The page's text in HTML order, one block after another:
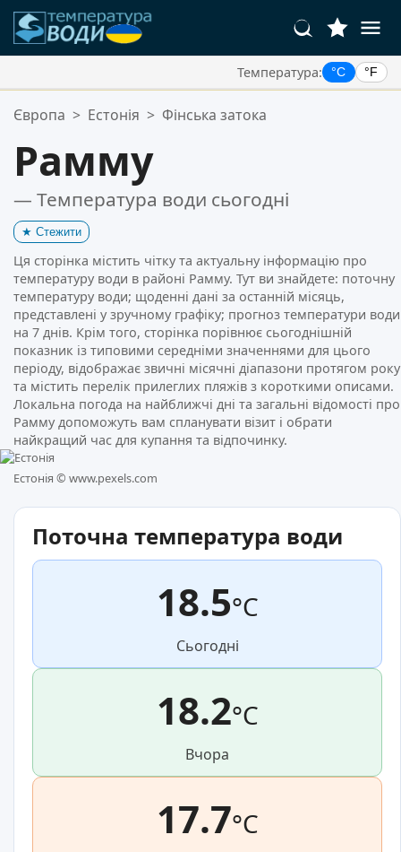
Температура: °C °F
Ваші Улюблені Місця:
Європа > Естонія > Фінська затока
Рамму
— Температура води сьогодні
★ Стежити
Ця сторінка містить чітку та актуальну інформацію про
температуру води в районі Рамму. Тут ви знайдете: поточну
температуру води; щоденні дані за останній місяць,
представлені у зручному графіку; прогноз температури води
на 7 днів. Крім того, сторінка порівнює сьогоднішній
показник із типовими середніми значеннями для цього
періоду, відображає звичні місячні діапазони протягом року
та містить перелік прилеглих пляжів з короткими описами.
Локальна погода на найближчі дні та загальні відомості про
Рамму допоможуть вам спланувати візит і обрати
найкращий час для купання та відпочинку.
Естонія © www.pexels.com
Поточна температура води
18.5°C
Сьогодні
18.2°C
Вчора
17.7°C